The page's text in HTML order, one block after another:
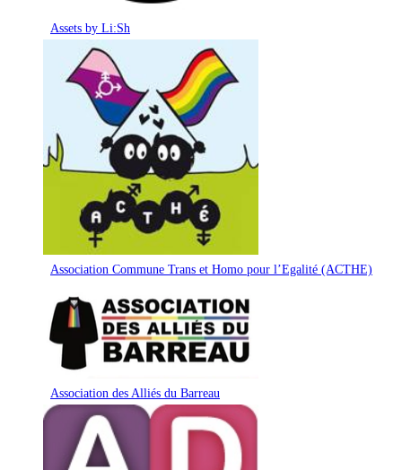
Assets by Li:Sh
Association Commune Trans et Homo pour l’Egalité (ACTHE)
Association des Alliés du Barreau